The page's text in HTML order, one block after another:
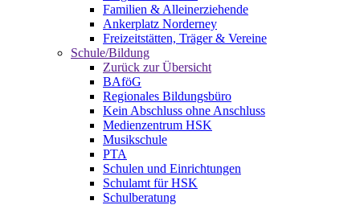
Familien & Alleinerziehende
Ankerplatz Norderney
Freizeitstätten, Träger & Vereine
Schule/Bildung
Zurück zur Übersicht
BAföG
Regionales Bildungsbüro
Kein Abschluss ohne Anschluss
Medienzentrum HSK
Musikschule
PTA
Schulen und Einrichtungen
Schulamt für HSK
Schulberatung